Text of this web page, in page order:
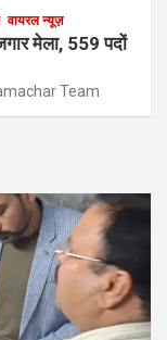
वायरल न्यूज़
मेला, 559 पदों
Team